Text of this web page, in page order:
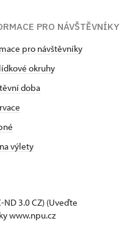
PRO NÁVŠTĚVNÍKY
pro návštěvníky
okruhy
doba
výlety
ND 3.0 CZ) (Uveďte
www.npu.cz